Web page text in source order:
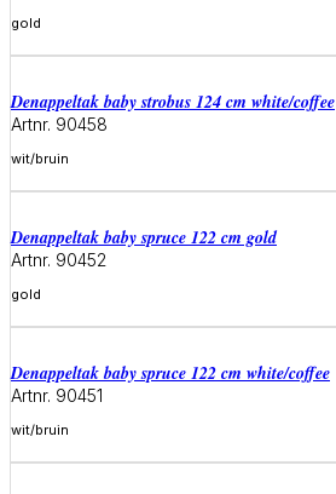
gold
denappeltak baby strobus 124 cm white/coffee
Artnr. 90458
wit/bruin
denappeltak baby spruce 122 cm gold
Artnr. 90452
gold
denappeltak baby spruce 122 cm white/coffee
Artnr. 90451
wit/bruin